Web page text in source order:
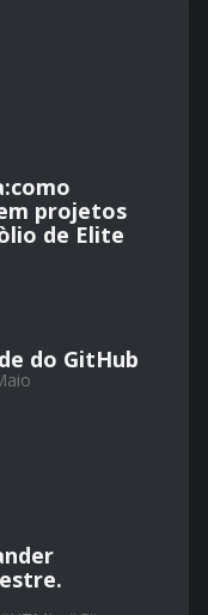
projetos
de Elite
do GitHub